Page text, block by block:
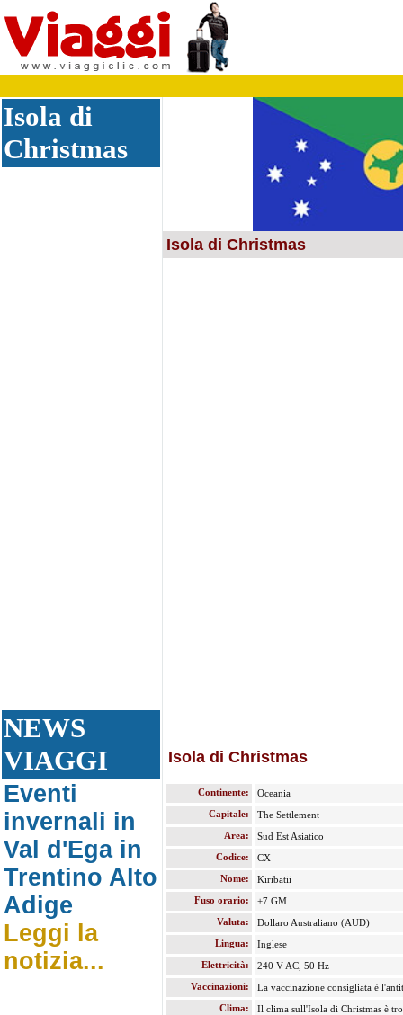
Isola di
Christmas
NEWS
VIAGGI
Eventi
invernali in
Val d'Ega in
Trentino Alto
Adige
Leggi la
notizia...
Isola di Christmas
Isola di Christmas
Continente:
Oceania
Capitale:
The Settlement
Area:
Sud Est Asiatico
Codice:
CX
Nome:
Kiribatii
Fuso orario:
+7 GM
Valuta:
Dollaro Australiano (AUD)
Lingua:
Inglese
Elettricità:
240 V AC, 50 Hz
Vaccinazioni:
La vaccinazione consigliata è
Clima:
Il clima sull'Isola di Christmas è